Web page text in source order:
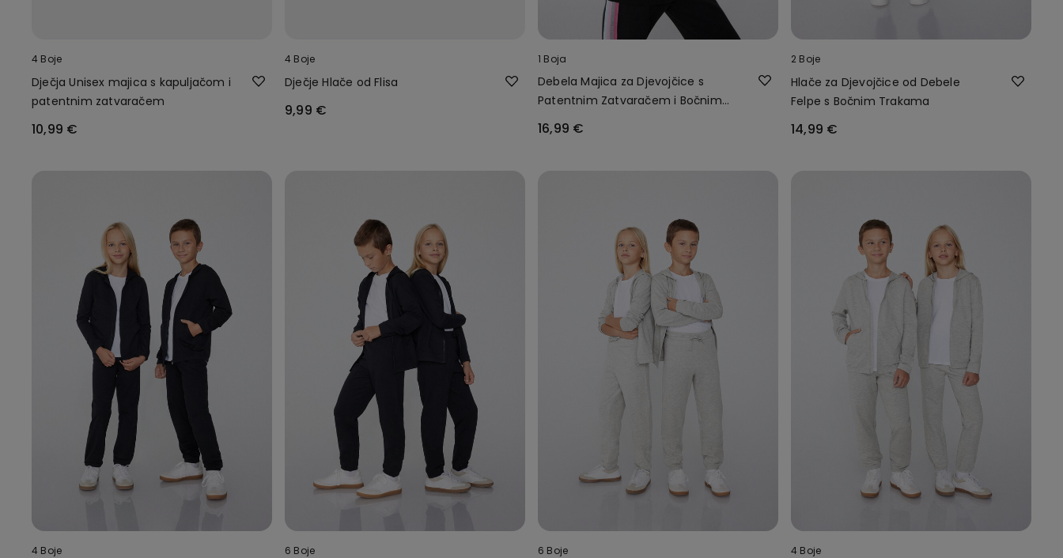
4 Boje
Dječja Unisex majica s kapuljačom i
patentnim zatvaračem
10,99 €
4 Boje
Dječje Hlače od Flisa
9,99 €
1 Boja
Debela Majica za Djevojčice s
Patentnim Zatvaračem i Bočnim
16,99 €
2 Boje
Hlače za Djevojčice od Debele
Felpe s Bočnim Trakama
14,99 €
4 Boje 6 Boje 6 Boje 4 Boje